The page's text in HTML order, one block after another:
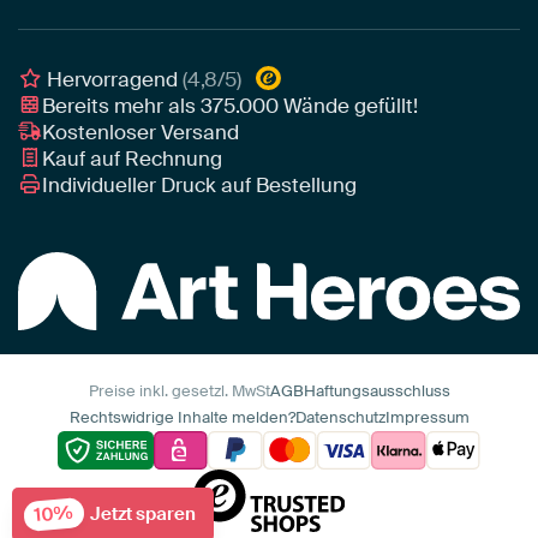
Art Heroes App
Hervorragend(4,8/5)
Bereits mehr als375.000Wände gefüllt!
Kostenloser Versand
Kauf auf Rechnung
Individueller Druck auf Bestellung
Preise inkl. gesetzl. MwStAGBHaftungsausschluss
Rechtswidrige Inhalte melden?DatenschutzImpressum
10% Jetzt sparen